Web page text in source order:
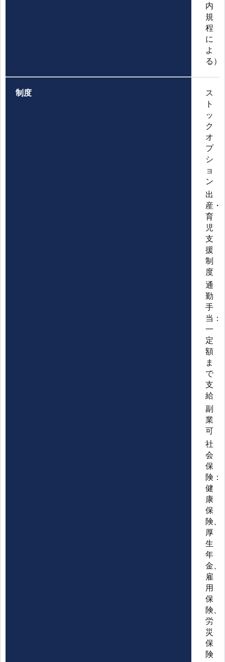
内
規
程
に
よ
る）
制度
ス
ト
ッ
ク
オ
プ
シ
ョ
ン
出
産・
育
児
支
援
制
度
通
勤
手
当：
一
定
額
ま
で
支
給
副
業
可
社
会
保
険：
健
康
保
険、
厚
生
年
金、
雇
用
保
険、
労
災
保
険